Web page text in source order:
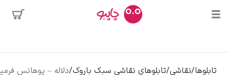
جستجوها
پیکاسو
محبوب‌ترین
هنرمندان تابلوها/نقاشی/تابلوهای نقاشی سبک باروک/دلاله – یوهانس فرمیر